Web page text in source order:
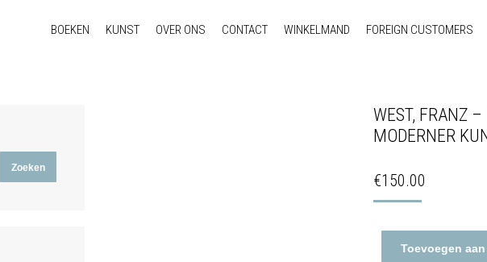
BOEKEN KUNST OVER ONS CONTACT WINKELMAND FOREIGN CUSTOMERS
WEST, FRANZ
MODERNER
€150.00
Toevoegen
Zoeken